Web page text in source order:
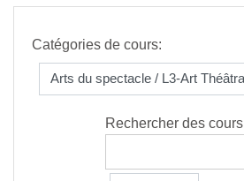
Catégories de cours:
Rechercher des cours